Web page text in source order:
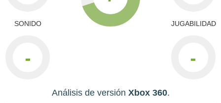
SONIDO
-
JUGABILIDAD
-
Análisis de versión Xbox 360.